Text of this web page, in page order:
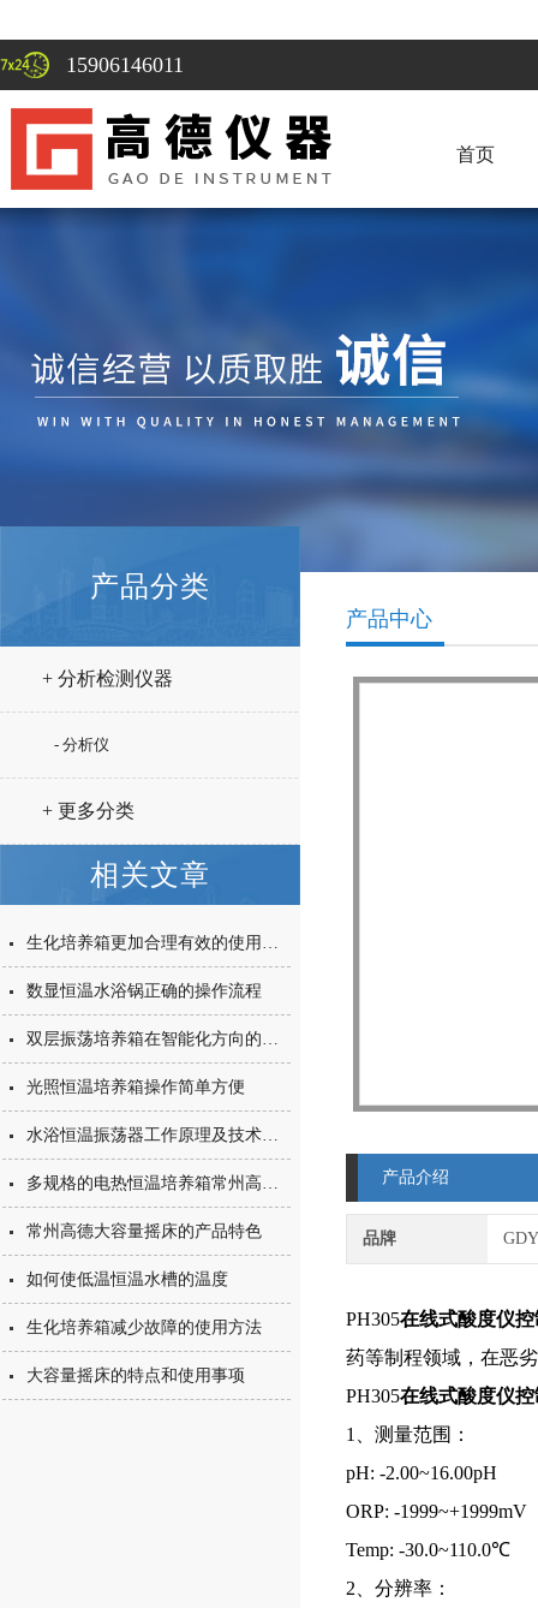
15906146011
首页
产品分类
+ 分析检测仪器
- 分析仪
+ 更多分类
相关文章
生化培养箱更加合理有效的使用方法
数显恒温水浴锅正确的操作流程
双层振荡培养箱在智能化方向的发展
光照恒温培养箱操作简单方便
水浴恒温振荡器工作原理及技术特点
多规格的电热恒温培养箱常州高德制造
常州高德大容量摇床的产品特色
如何使低温恒温水槽的温度
生化培养箱减少故障的使用方法
大容量摇床的特点和使用事项
产品中心
产品介绍
品牌
PH305在线式酸度仪
药等制程领域，在恶
PH305在线式酸度仪
1、测量范围：
pH: -2.00~16.00pH
ORP: -1999~+1999mV
Temp: -30.0~110.0℃
2、分辨率：